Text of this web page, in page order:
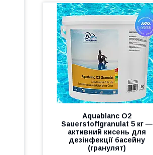
Aquablanc O2
Sauerstoffgranulat 5 кг —
активний кисень для
дезінфекції басейну
(гранулят)